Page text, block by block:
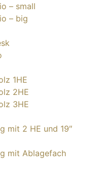
– small
– big
1HE
2HE
3HE
mit 2 HE und 19″
mit Ablagefach